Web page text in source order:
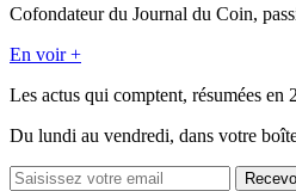
Cofondateur du Journal du Coin,
En voir +
Les actus qui comptent, résumées en
Du lundi au vendredi, dans votre